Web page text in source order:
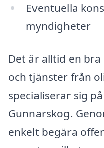
Eventuella
myndigheter
Det är alltid en
och tjänster från
specialiserar sig
Gunnarskog.
enkelt begära